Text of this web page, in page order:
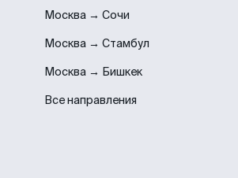
Москва → Сочи
Москва → Стамбул
Москва → Бишкек
Все направления